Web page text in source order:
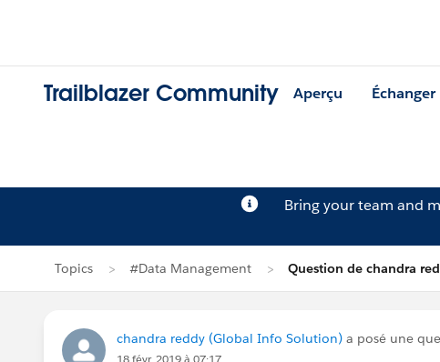
Trailblazer Community Aperçu Échanger
Bring your team and
Topics #Data Management Question de chandra
chandra reddy (Global Info Solution) a posé une
18 févr. 2019 à 07:17